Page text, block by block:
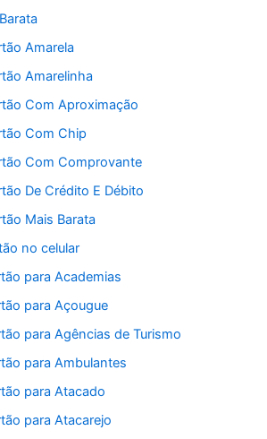
Amarela
Amarelinha
Com Aproximação
Com Chip
Com Comprovante
De Crédito E Débito
Mais Barata
no celular
para Academias
para Açougue
para Agências de Turismo
para Ambulantes
para Atacado
para Atacarejo